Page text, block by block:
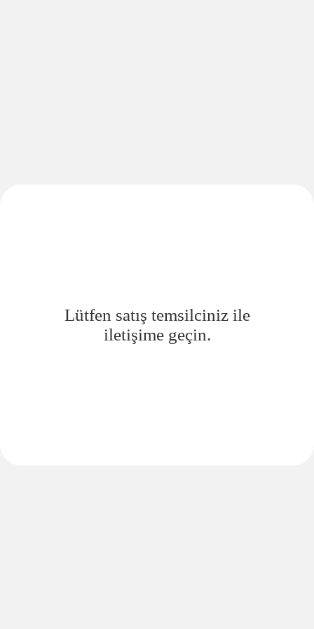
Lütfen satış temsilciniz ile
iletişime geçin.